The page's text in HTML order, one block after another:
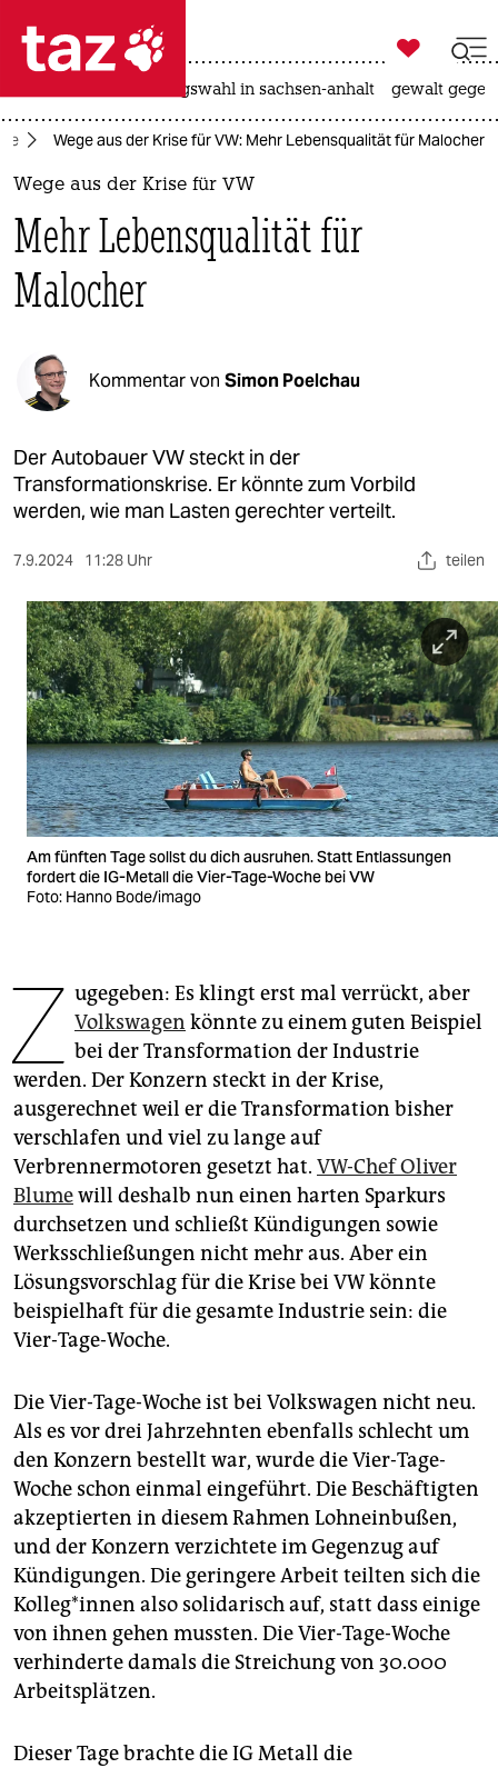
 taz zahl ich
taz zahl ich
themen
politik
öko
gesellschaft
kultur
sport
berlin
nord
wahrheit
verlag
verlag
veranstaltungen
shop
fragen & hilfe
unterstützen
epaper login

taz zahl ich
landtagswahl in sachsen-anhalt gewalt
Wege aus der Krise für VW: Mehr Lebensqualität für Malocher
Wege aus der Krise für VW
Mehr Lebensqualität für
Malocher
Kommentar von Simon Poelchau
Der Autobauer VW steckt in der
Transformationskrise. Er könnte zum Vorbild
werden, wie man Lasten gerechter verteilt.
7.9.2024 11:28 Uhr teilen
Am fünften Tage sollst du dich ausruhen. Statt Entlassungen
fordert die IG-Metall die Vier-Tage-Woche bei VW
Foto: Hanno Bode/imago
Z ugegeben: Es klingt erst mal verrückt, aber
Volkswagen könnte zu einem guten Beispiel
bei der Transformation der Industrie
werden. Der Konzern steckt in der Krise,
ausgerechnet weil er die Transformation bisher
verschlafen und viel zu lange auf
Verbrennermotoren gesetzt hat. VW-Chef Oliver
Blumewill deshalb nun einen harten Sparkurs
durchsetzen und schließt Kündigungen sowie
Werksschließungen nicht mehr aus. Aber ein
Lösungsvorschlag für die Krise bei VW könnte
beispielhaft für die gesamte Industrie sein: die
Vier-Tage-Woche.
Die Vier-Tage-Woche ist bei Volkswagen nicht neu.
Als es vor drei Jahrzehnten ebenfalls schlecht um
den Konzern bestellt war, wurde die Vier-Tage-
Woche schon einmal eingeführt. Die Beschäftigten
akzeptierten in diesem Rahmen Lohneinbußen,
und der Konzern verzichtete im Gegenzug auf
Kündigungen. Die geringere Arbeit teilten sich die
Kol­le­g*in­nen also solidarisch auf, statt dass einige
von ihnen gehen mussten. Die Vier-Tage-Woche
verhinderte damals die Streichung von 30.000
Arbeitsplätzen.
Dieser Tage brachte die IG Metall die